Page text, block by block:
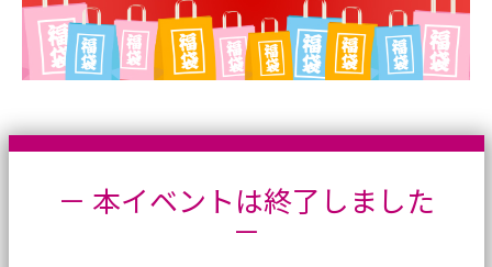
－ 本イベントは終了しました
－